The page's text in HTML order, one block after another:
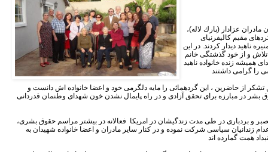
مقيم كاليفرنياى
ناهيد ديدار كردند. در اين
و از خود گذشتگى خانم
هميشه زنده خانواده ناهيد
تشكر از حاضرين ، اين گردهمائى را مايه دلگرمى خود و اعضا خانواده اش دانست و
بشر در مبارزه براى تحقق آزادى و در راه پايمال نشدن خون شهداى وطنمان قدردانى
صبر و بردبارى در طى مدت زندگيشان در امريكا فعالانه در بيشتر مراسم حقوق بشرى،
زندانيان سياسى شركت نموده و در كنار ساير مادران و اعضا خانواده شهيدان به